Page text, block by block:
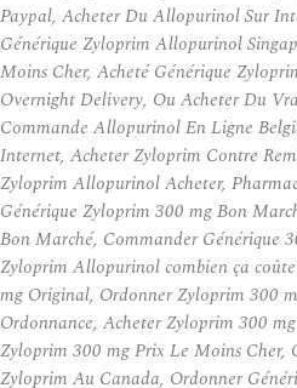
Paypal, Acheter Du Allopurinol Sur
Générique Zyloprim Allopurinol
Moins Cher, Acheté Générique
Overnight Delivery, Ou Acheter Du
Commande Allopurinol En Ligne
Internet, Acheter Zyloprim Contre
Zyloprim Allopurinol Acheter,
Générique Zyloprim 300 mg Bon
Bon Marché, Commander Générique
Zyloprim Allopurinol combien ça
mg Original, Ordonner Zyloprim 300
Ordonnance, Acheter Zyloprim 300
Zyloprim 300 mg Prix Le Moins Cher,
Zyloprim Au Canada, Ordonner